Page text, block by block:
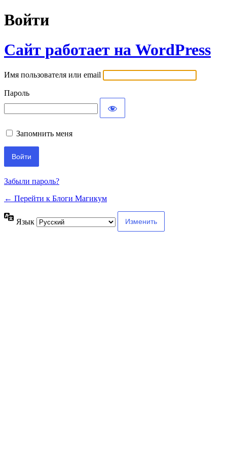
Войти
Сайт работает на WordPress
Имя пользователя или email
Пароль
Запомнить меня
Забыли пароль?
← Перейти к Блоги Магикум
Язык